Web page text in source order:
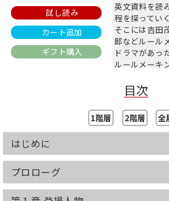
試し読み
カート追加
ギフト購入
英文資料を読
程を探っていく
そこには吉田
郎などルール
ドラマがあった
ルールメーキ
目次
1階層 2階層 全
はじめに
プロローグ